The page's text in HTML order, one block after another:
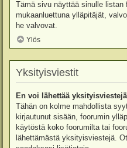
Tämä sivu näyttää sinulle listan
mukaanluettuna ylläpitäjät,
he valvovat.
Ylös
Yksityisviestit
En voi lähettää
Tähän on kolme mahdollista
kirjautunut sisään, foorumin
käytöstä koko foorumilta tai
lähettämästä yksityisviestejä.